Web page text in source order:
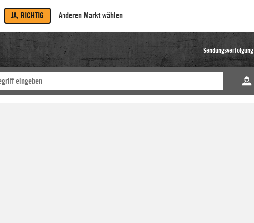
JA, RICHTIG Anderen Markt wählen
Sendungsverfolgung